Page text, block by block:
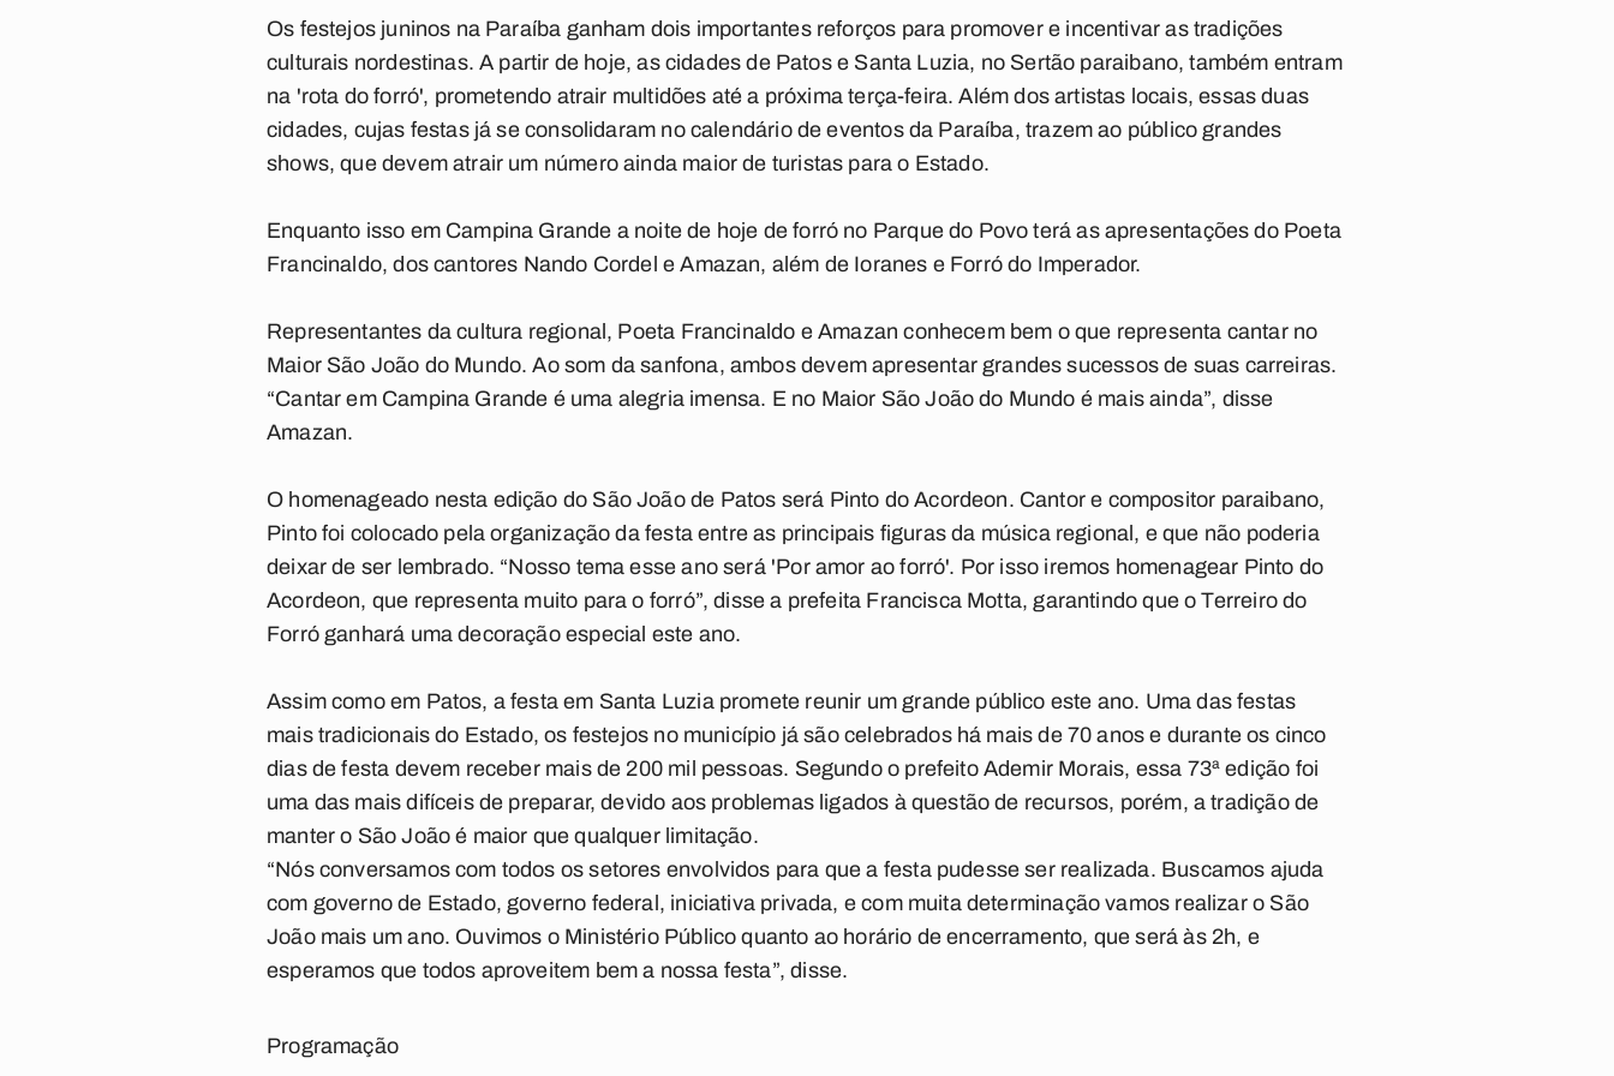
Os festejos juninos na Paraíba ganham dois importantes reforços para promover e incentivar as tradições
culturais nordestinas. A partir de hoje, as cidades de Patos e Santa Luzia, no Sertão paraibano, também entram
na 'rota do forró', prometendo atrair multidões até a próxima terça-feira. Além dos artistas locais, essas duas
cidades, cujas festas já se consolidaram no calendário de eventos da Paraíba, trazem ao público grandes
shows, que devem atrair um número ainda maior de turistas para o Estado.
Enquanto isso em Campina Grande a noite de hoje de forró no Parque do Povo terá as apresentações do Poeta
Francinaldo, dos cantores Nando Cordel e Amazan, além de Ioranes e Forró do Imperador.
Representantes da cultura regional, Poeta Francinaldo e Amazan conhecem bem o que representa cantar no
Maior São João do Mundo. Ao som da sanfona, ambos devem apresentar grandes sucessos de suas carreiras.
“Cantar em Campina Grande é uma alegria imensa. E no Maior São João do Mundo é mais ainda”, disse
Amazan.
O homenageado nesta edição do São João de Patos será Pinto do Acordeon. Cantor e compositor paraibano,
Pinto foi colocado pela organização da festa entre as principais figuras da música regional, e que não poderia
deixar de ser lembrado. “Nosso tema esse ano será 'Por amor ao forró'. Por isso iremos homenagear Pinto do
Acordeon, que representa muito para o forró”, disse a prefeita Francisca Motta, garantindo que o Terreiro do
Forró ganhará uma decoração especial este ano.
Assim como em Patos, a festa em Santa Luzia promete reunir um grande público este ano. Uma das festas
mais tradicionais do Estado, os festejos no município já são celebrados há mais de 70 anos e durante os cinco
dias de festa devem receber mais de 200 mil pessoas. Segundo o prefeito Ademir Morais, essa 73ª edição foi
uma das mais difíceis de preparar, devido aos problemas ligados à questão de recursos, porém, a tradição de
manter o São João é maior que qualquer limitação.
“Nós conversamos com todos os setores envolvidos para que a festa pudesse ser realizada. Buscamos ajuda
com governo de Estado, governo federal, iniciativa privada, e com muita determinação vamos realizar o São
João mais um ano. Ouvimos o Ministério Público quanto ao horário de encerramento, que será às 2h, e
esperamos que todos aproveitem bem a nossa festa”, disse.
Programação